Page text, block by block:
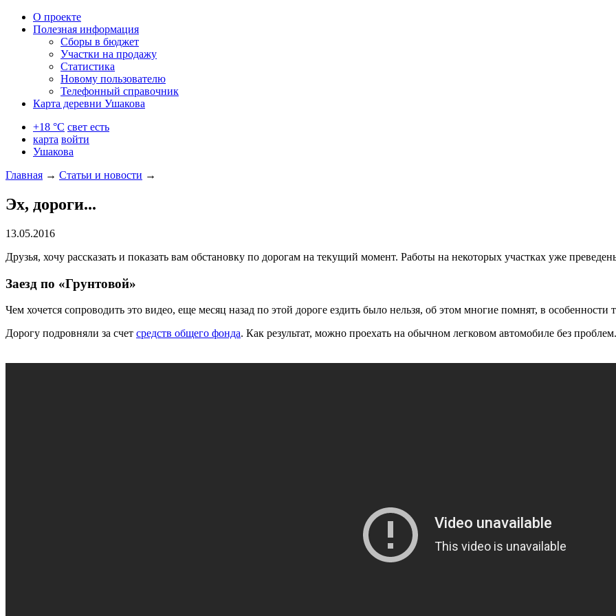
О проекте
Полезная информация
Сборы в бюджет
Участки на продажу
Статистика
Новому пользователю
Телефонный справочник
Карта деревни Ушакова
+18 °C свет есть
карта войти
Ушакова
Главная → Статьи и новости →
Эх, дороги...
13.05.2016
Друзья, хочу рассказать и показать вам обстановку по дорогам на текущий момент. Работы на некоторых участках уже
Заезд по «Грунтовой»
Чем хочется сопроводить это видео, еще месяц назад по этой дороге ездить было нельзя, об этом многие помнят, в особенности
Дорогу подровняли за счет средств общего фонда. Как результат, можно проехать на обычном легковом автомобиле без проблем.